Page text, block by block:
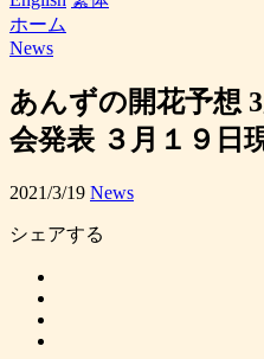
ホーム
News
あんずの開花予想
会発表 ３月１９日
2021/3/19 News
シェアする